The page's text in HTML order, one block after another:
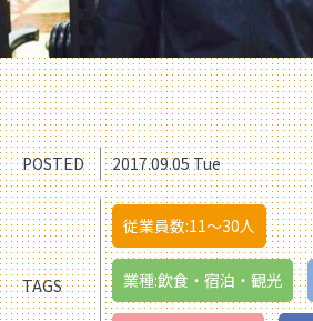
POSTED 2017.09.05 Tue
TAGS
従業員数:11〜30人
業種:飲食・宿泊・観光